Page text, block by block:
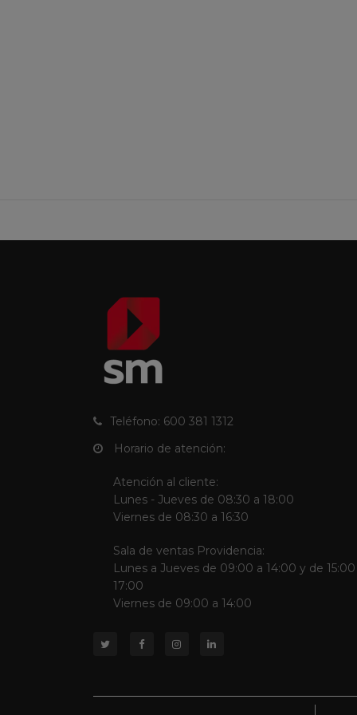
Teléfono: 600 381 1312
Horario de atención:
Atención al cliente:
Lunes - Jueves de 08:30 a 18:00
Viernes de 08:30 a 16:30
Sala de ventas Providencia:
Lunes a Jueves de 09:00 a 14:00 y de 15:00
17:00
Viernes de 09:00 a 14:00